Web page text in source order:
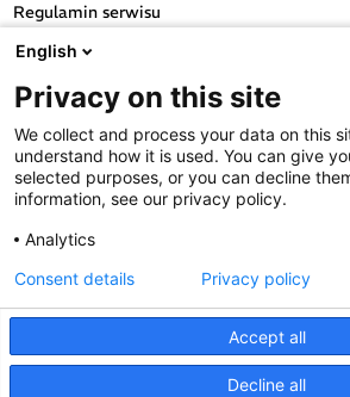
Regulamin serwisu
Regulamin konkursu
Farmacja Play
Regulamin konkursu Lakcid
Regulamin konkursu Acard
Regulamin konkursu Biotebal
Regulamin konkursu Asmenol
Kontakt
PRODUKTY POLPHARMY
SOCIAL MEDIA
English
Privacy on this site
We collect and process your data on this
understand how it is used. You can give
selected purposes, or you can decline
information, see our privacy policy.
Analytics
Accept all
Decline all
Consent details Privacy policy